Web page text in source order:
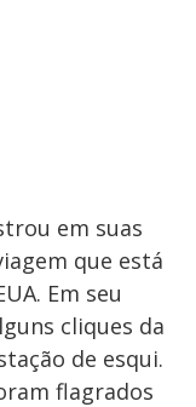
em suas
que está
Em seu
cliques da
de esqui.
flagrados